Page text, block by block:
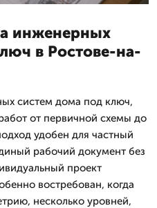
инженерных
в Ростове-на-
систем дома под ключ,
от первичной схемы до
удобен для частный
рабочий документ без
проект
востребован, когда
несколько уровней,